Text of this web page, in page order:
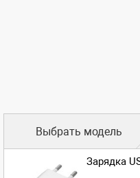
Выбрать модель
Зарядка